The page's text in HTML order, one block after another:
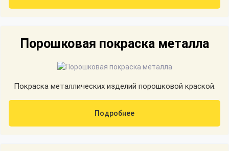
Порошковая покраска металла
Покраска металлических изделий порошковой краской.
Подробнее